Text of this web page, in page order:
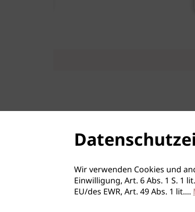
Wir verwenden Cookies und
Einwilligung, Art. 6 Abs. 1 S. 1
EU/des EWR, Art. 49 Abs. 1 lit....